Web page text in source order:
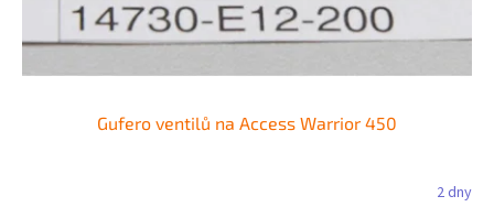
Gufero ventilů na Access Warrior 450
2 dny